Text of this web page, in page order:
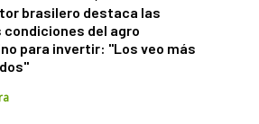
brasilero destaca las
condiciones del agro
para invertir: "Los veo más